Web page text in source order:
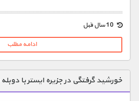
1900 تومان – خريد لينک دانلود (افزودن به سبد خريد)
ادامه مطلب
خورشید گرفتگی در جزیره ایستر با